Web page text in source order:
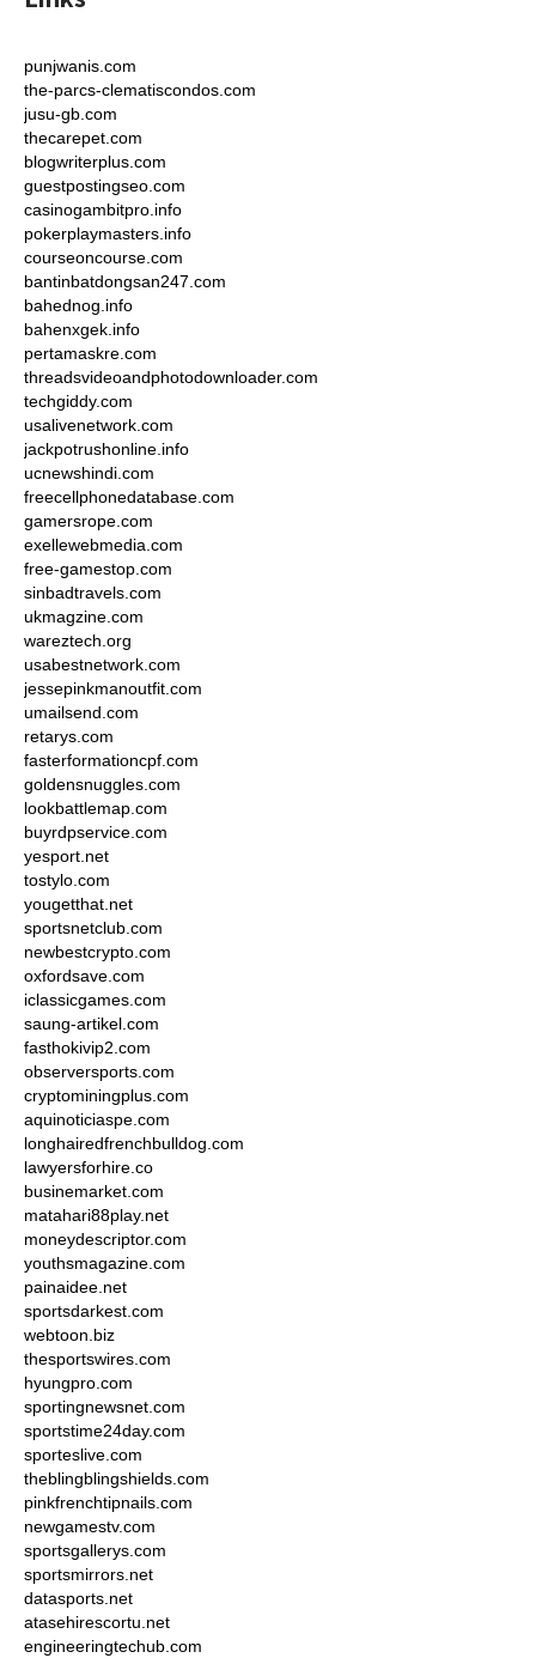
punjwanis.com
the-parcs-clematiscondos.com
jusu-gb.com
thecarepet.com
blogwriterplus.com
guestpostingseo.com
casinogambitpro.info
pokerplaymasters.info
courseoncourse.com
bantinbatdongsan247.com
bahednog.info
bahenxgek.info
pertamaskre.com
threadsvideoandphotodownloader.com
techgiddy.com
usalivenetwork.com
jackpotrushonline.info
ucnewshindi.com
freecellphonedatabase.com
gamersrope.com
exellewebmedia.com
free-gamestop.com
sinbadtravels.com
ukmagzine.com
wareztech.org
usabestnetwork.com
jessepinkmanoutfit.com
umailsend.com
retarys.com
fasterformationcpf.com
goldensnuggles.com
lookbattlemap.com
buyrdpservice.com
yesport.net
tostylo.com
yougetthat.net
sportsnetclub.com
newbestcrypto.com
oxfordsave.com
iclassicgames.com
saung-artikel.com
fasthokivip2.com
observersports.com
cryptominingplus.com
aquinoticiaspe.com
longhairedfrenchbulldog.com
lawyersforhire.co
businemarket.com
matahari88play.net
moneydescriptor.com
youthsmagazine.com
painaidee.net
sportsdarkest.com
webtoon.biz
thesportswires.com
hyungpro.com
sportingnewsnet.com
sportstime24day.com
sporteslive.com
theblingblingshields.com
pinkfrenchtipnails.com
newgamestv.com
sportsgallerys.com
sportsmirrors.net
datasports.net
atasehirescortu.net
engineeringtechub.com